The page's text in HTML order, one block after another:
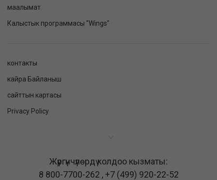
маалымат
Калыстык программасы "Wings"
контакты
кайра Байланыш
сайттын картасы
Privacy Policy
Жүргүнчүлөрдү колдоо кызматы:
8 800-7700-262 ,+7 (499) 920-22-52